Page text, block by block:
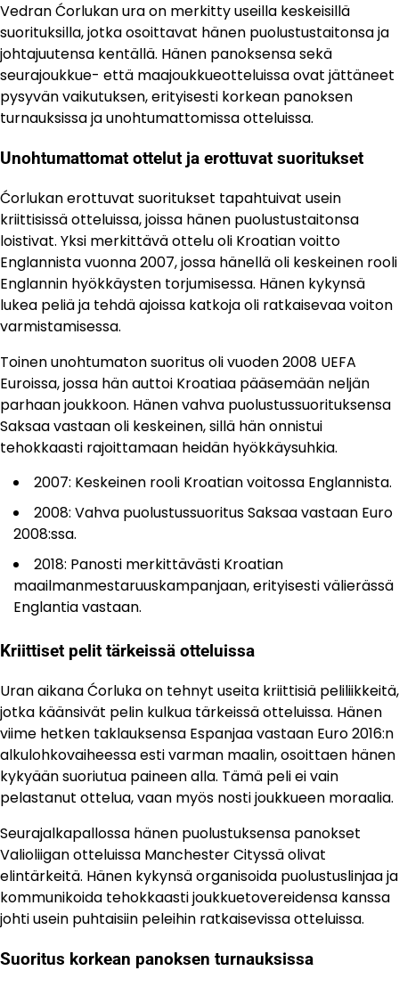
Vedran Ćorlukan ura on merkitty useilla keskeisillä
suorituksilla, jotka osoittavat hänen puolustustaitonsa ja
johtajuutensa kentällä. Hänen panoksensa sekä
seurajoukkue- että maajoukkueotteluissa ovat jättäneet
pysyvän vaikutuksen, erityisesti korkean panoksen
turnauksissa ja unohtumattomissa otteluissa.
Unohtumattomat ottelut ja erottuvat suoritukset
Ćorlukan erottuvat suoritukset tapahtuivat usein
kriittisissä otteluissa, joissa hänen puolustustaitonsa
loistivat. Yksi merkittävä ottelu oli Kroatian voitto
Englannista vuonna 2007, jossa hänellä oli keskeinen rooli
Englannin hyökkäysten torjumisessa. Hänen kykynsä
lukea peliä ja tehdä ajoissa katkoja oli ratkaisevaa voiton
varmistamisessa.
Toinen unohtumaton suoritus oli vuoden 2008 UEFA
Euroissa, jossa hän auttoi Kroatiaa pääsemään neljän
parhaan joukkoon. Hänen vahva puolustussuorituksensa
Saksaa vastaan oli keskeinen, sillä hän onnistui
tehokkaasti rajoittamaan heidän hyökkäysuhkia.
2007: Keskeinen rooli Kroatian voitossa Englannista.
2008: Vahva puolustussuoritus Saksaa vastaan Euro
2008:ssa.
2018: Panosti merkittävästi Kroatian
maailmanmestaruuskampanjaan, erityisesti välierässä
Englantia vastaan.
Kriittiset pelit tärkeissä otteluissa
Uran aikana Ćorluka on tehnyt useita kriittisiä peliliikkeitä,
jotka käänsivät pelin kulkua tärkeissä otteluissa. Hänen
viime hetken taklauksensa Espanjaa vastaan Euro 2016:n
alkulohkovaiheessa esti varman maalin, osoittaen hänen
kykyään suoriutua paineen alla. Tämä peli ei vain
pelastanut ottelua, vaan myös nosti joukkueen moraalia.
Seurajalkapallossa hänen puolustuksensa panokset
Valioliigan otteluissa Manchester Cityssä olivat
elintärkeitä. Hänen kykynsä organisoida puolustuslinjaa ja
kommunikoida tehokkaasti joukkuetovereidensa kanssa
johti usein puhtaisiin peleihin ratkaisevissa otteluissa.
Suoritus korkean panoksen turnauksissa